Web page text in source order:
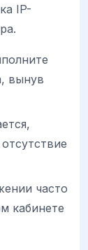
IP-
вынув
часто
кабинете